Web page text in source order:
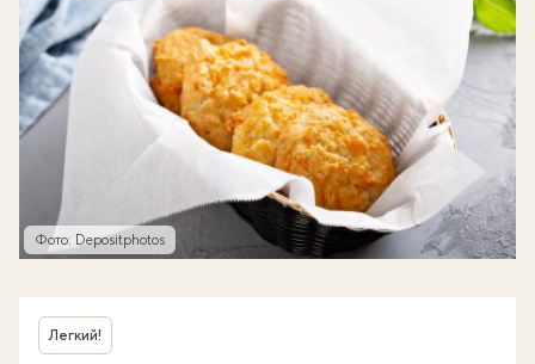
Фото: Depositphotos
Легкий!